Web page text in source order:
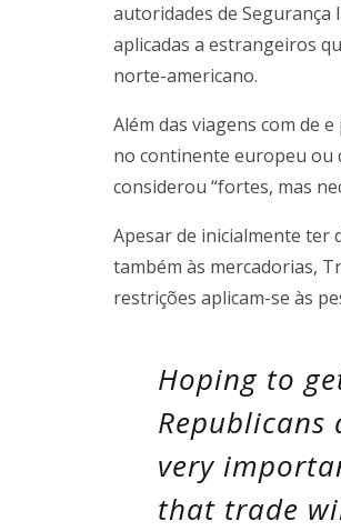
autoridades de Segurança
aplicadas a estrangeiros
norte-americano.
Além das viagens com de
no continente europeu ou
considerou “fortes, mas
Apesar de inicialmente ter
também às mercadorias,
restrições aplicam-se às
Hoping to
Republicans
very
that trade